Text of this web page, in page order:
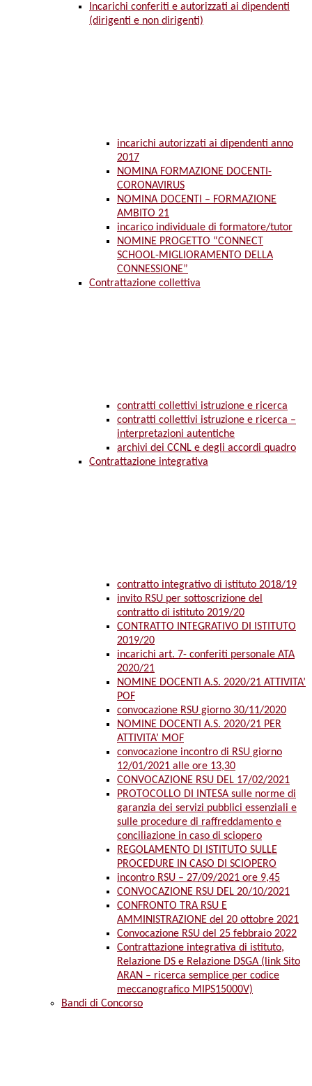
Incarichi conferiti e autorizzati ai dipendenti
(dirigenti e non dirigenti)
incarichi autorizzati ai dipendenti anno
2017
NOMINA FORMAZIONE DOCENTI-
CORONAVIRUS
NOMINA DOCENTI – FORMAZIONE
AMBITO 21
incarico individuale di formatore/tutor
NOMINE PROGETTO “CONNECT
SCHOOL-MIGLIORAMENTO DELLA
CONNESSIONE”
Contrattazione collettiva
contratti collettivi istruzione e ricerca
contratti collettivi istruzione e ricerca –
interpretazioni autentiche
archivi dei CCNL e degli accordi quadro
Contrattazione integrativa
contratto integrativo di istituto 2018/19
invito RSU per sottoscrizione del
contratto di istituto 2019/20
CONTRATTO INTEGRATIVO DI ISTITUTO
2019/20
incarichi art. 7- conferiti personale ATA
2020/21
NOMINE DOCENTI A.S. 2020/21 ATTIVITA’
POF
convocazione RSU giorno 30/11/2020
NOMINE DOCENTI A.S. 2020/21 PER
ATTIVITA’ MOF
convocazione incontro di RSU giorno
12/01/2021 alle ore 13,30
CONVOCAZIONE RSU DEL 17/02/2021
PROTOCOLLO DI INTESA sulle norme di
garanzia dei servizi pubblici essenziali e
sulle procedure di raffreddamento e
conciliazione in caso di sciopero
REGOLAMENTO DI ISTITUTO SULLE
PROCEDURE IN CASO DI SCIOPERO
incontro RSU – 27/09/2021 ore 9,45
CONVOCAZIONE RSU DEL 20/10/2021
CONFRONTO TRA RSU E
AMMINISTRAZIONE del 20 ottobre 2021
Convocazione RSU del 25 febbraio 2022
Contrattazione integrativa di istituto,
Relazione DS e Relazione DSGA (link Sito
ARAN – ricerca semplice per codice
meccanografico MIPS15000V)
Bandi di Concorso